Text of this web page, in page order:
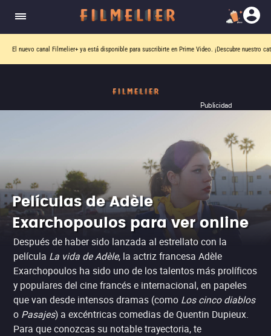
El nuevo canal Filmelier+ ya está disponible para suscribirte en Prime Video. ¡Descubre nuestro
Publicidad
Películas de Adèle
Exarchopoulos para ver online
Después de haber sido lanzada al estrellato con la
película La vida de Adèle, la actriz francesa Adèle
Exarchopoulos ha sido uno de los talentos más prolíficos
y populares del cine francés e internacional, en papeles
que van desde intensos dramas (como Los cinco diablos
o Pasajes) a excéntricas comedias de Quentin Dupieux.
Para que conozcas su notable trayectoria, te